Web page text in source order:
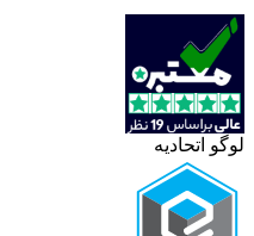
لوگو اتحادیه